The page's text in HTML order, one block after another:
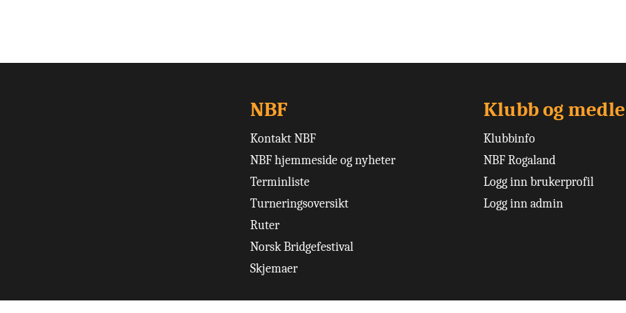
NBF
Kontakt NBF
NBF hjemmeside og nyheter
Terminliste
Turneringsoversikt
Ruter
Norsk Bridgefestival
Skjemaer
Klubb og
Klubbinfo
NBF Rogaland
Logg inn brukerprofil
Logg inn admin